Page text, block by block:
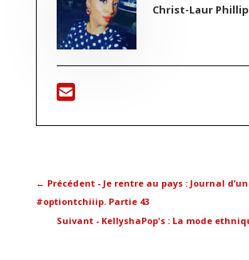
Christ-Laur
← Précédent - Je rentre au pays : Journal
#optiontchiiip. Partie 43
Suivant - KellyshaPop's : La mode